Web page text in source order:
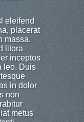
eleifend
placerat
massa.
litora
inceptos
leo. Duis
in dolor
non
metus